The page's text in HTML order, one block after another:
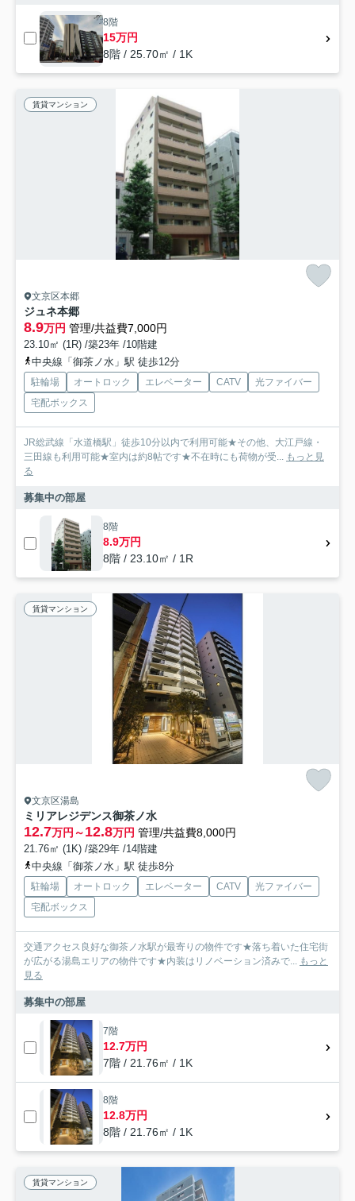
8階
15万円
8階 / 25.70㎡ / 1K
賃貸マンション
文京区本郷
ジュネ本郷
8.9万円 管理/共益費7,000円
23.10㎡ (1R) /築23年 /10階建
中央線「御茶ノ水」駅 徒歩12分
駐輪場 オートロック エレベーター CATV
光ファイバー
宅配ボックス
JR総武線「水道橋駅」徒歩10分以内で利用可能★その他、大江戸線・
三田線も利用可能★室内は約8帖です★不在時にも荷物が受... もっと見
る
募集中の部屋
8階
8.9万円
8階 / 23.10㎡ / 1R
賃貸マンション
文京区湯島
ミリアレジデンス御茶ノ水
12.7万円～12.8万円 管理/共益費8,000円
21.76㎡ (1K) /築29年 /14階建
中央線「御茶ノ水」駅 徒歩8分
駐輪場 オートロック エレベーター CATV
光ファイバー
宅配ボックス
交通アクセス良好な御茶ノ水駅が最寄りの物件です★落ち着いた住宅街
が広がる湯島エリアの物件です★内装はリノベーション済みで... もっと
見る
募集中の部屋
7階
12.7万円
7階 / 21.76㎡ / 1K
8階
12.8万円
8階 / 21.76㎡ / 1K
賃貸マンション